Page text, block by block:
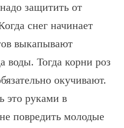
защитить от
снег начинает
выкапывают
воды. Тогда корни роз
окучивают.
это руками в
повредить молодые